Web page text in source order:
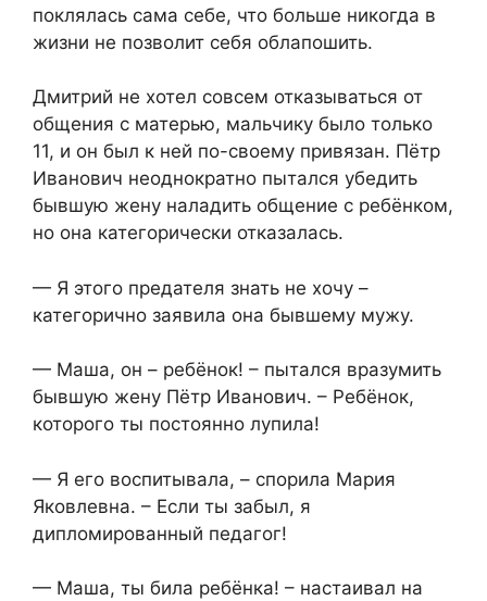
поклялась сама себе, что больше никогда в
жизни не позволит себя облапошить.
Дмитрий не хотел совсем отказываться от
общения с матерью, мальчику было только
11, и он был к ней по-своему привязан. Пётр
Иванович неоднократно пытался убедить
бывшую жену наладить общение с ребёнком,
но она категорически отказалась.
— Я этого предателя знать не хочу –
категорично заявила она бывшему мужу.
— Маша, он – ребёнок! – пытался вразумить
бывшую жену Пётр Иванович. – Ребёнок,
которого ты постоянно лупила!
— Я его воспитывала, – спорила Мария
Яковлевна. – Если ты забыл, я
дипломированный педагог!
— Маша, ты била ребёнка! – настаивал на